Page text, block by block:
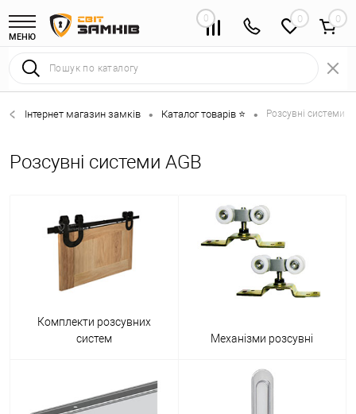
МЕНЮ
0 0
Інтернет магазин замків • Каталог товарів ⭐ • Розсувні системи 🌟
Розсувні системи AGB
Комплекти розсувних
систем
Механізми розсувні